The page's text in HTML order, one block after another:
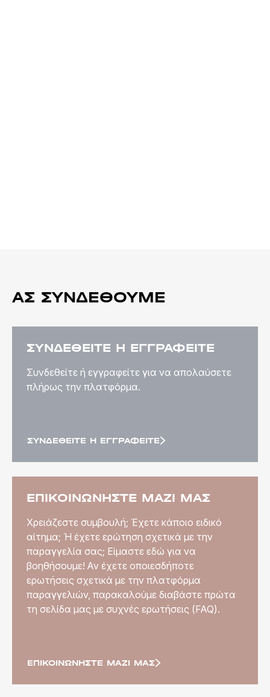
ΑΣ ΣΥΝΔΕΘΟΎΜΕ
ΣΥΝΔΕΘΕΊΤΕ Ή ΕΓΓΡΑΦΕΊΤΕ
Συνδεθείτε ή εγγραφείτε για να απολαύσετε
πλήρως την πλατφόρμα.
ΣΥΝΔΕΘΕΊΤΕ Ή ΕΓΓΡΑΦΕΊΤΕ
ΕΠΙΚΟΙΝΩΝΉΣΤΕ ΜΑΖΊ ΜΑΣ
Χρειάζεστε συμβουλή; Έχετε κάποιο ειδικό
αίτημα; Ή έχετε ερώτηση σχετικά με την
παραγγελία σας; Είμαστε εδώ για να
βοηθήσουμε! Αν έχετε οποιεσδήποτε
ερωτήσεις σχετικά με την πλατφόρμα
παραγγελιών, παρακαλούμε διαβάστε πρώτα
τη σελίδα μας με συχνές ερωτήσεις (FAQ).
ΕΠΙΚΟΙΝΩΝΉΣΤΕ ΜΑΖΊ ΜΑΣ